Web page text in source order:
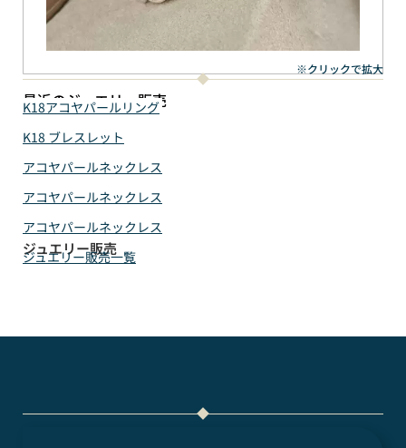
※クリックで拡大
最近のジュエリー販売
K18アコヤパールリング
K18 ブレスレット
アコヤパールネックレス
アコヤパールネックレス
アコヤパールネックレス
ジュエリー販売
ジュエリー販売一覧